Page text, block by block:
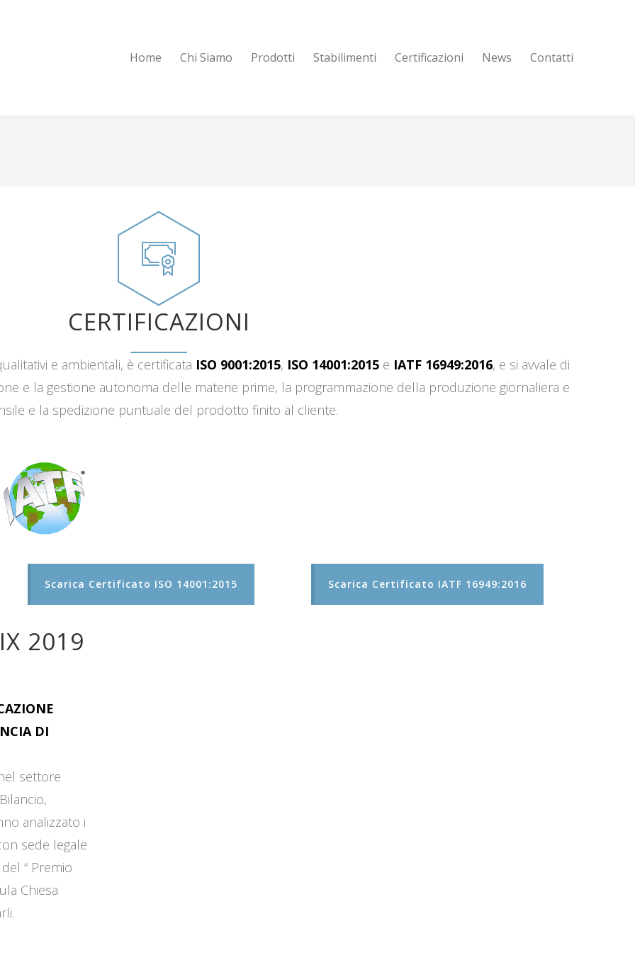
Home Chi Siamo Prodotti Stabilimenti Certificazioni News Contatti
CERTIFICAZIONI
e ambientali, è certificata ISO 9001:2015, ISO 14001:2015 e IATF 16949:2016, e si avvale di
e la gestione autonoma delle materie prime, la programmazione della produzione giornaliera e
e la spedizione puntuale del prodotto finito al cliente.
Scarica Certificato ISO 14001:2015 Scarica Certificato IATF 16949:2016
2019
DI
settore
analizzato i
sede legale
“ Premio
Chiesa